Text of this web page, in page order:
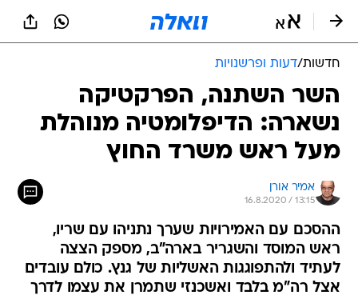
חדשות/דעות ופרשנויות
השר השתנה, הפרקטיקה
נשארה: הדיפלומטיה מנוהלת
מעל ראש משרד החוץ
אמיר אורן
16.8.2020 / 13:15
ההסכם עם האמירויות שערך נתניהו עם שריו,
ראש המוסד והשגריר בארה"ב, מספק הצצה
לעתיד ולהתפוגגות האשליות של גנץ. כולם עובדים
אצל רה"מ בלבד ואשכנזי שתמרן את עצמו לדרך